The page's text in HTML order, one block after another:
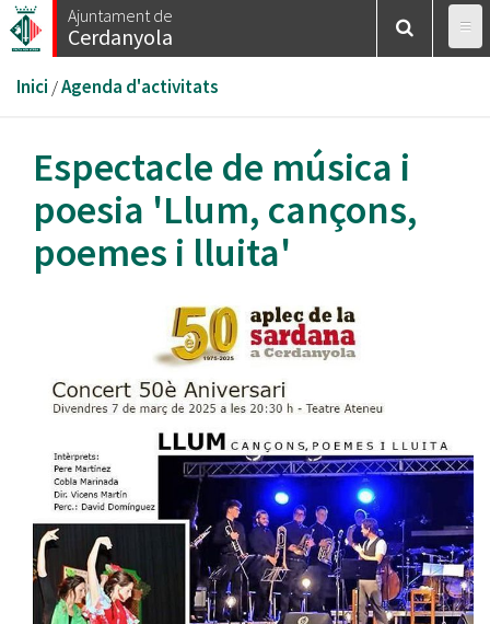
Vés
al
Ajuntament de
Cerdanyola
Esteu
aquí
Inici /Agenda d'activitats
Espectacle de música i
poesia 'Llum, cançons,
poemes i lluita'